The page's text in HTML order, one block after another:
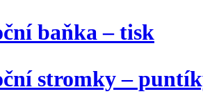
baňka – tisk
stromky –